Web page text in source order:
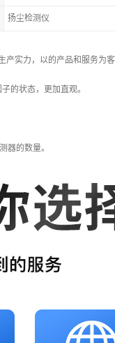
扬尘检测仪
实力，以的产品和服务为客
的状态，更加直观。
器的数量。